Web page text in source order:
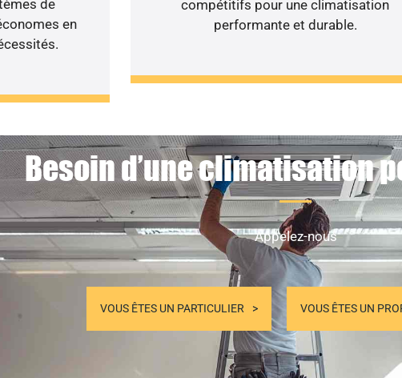
de
en
compétitifs pour une climatisation
performante et durable.
Besoin d’une climatisation
Appelez-nous
VOUS ÊTES UN PARTICULIER VOUS ÊTES UN